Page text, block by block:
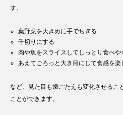
す。
葉野菜を大きめに手でちぎる
千切りにする
肉や魚をスライスしてしっとり食べや
あえてごろっと大き目にして食感を
など、見た目も歯ごたえも変化させるこ
ことができます。